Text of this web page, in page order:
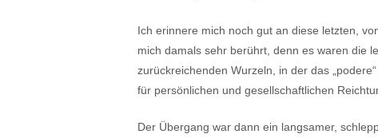
Ich erinnere mich noch gut an diese letzten,
mich damals sehr berührt, denn es waren die
zurückreichenden Wurzeln, in der das
für persönlichen und gesellschaftlichen
Der Übergang war dann ein langsamer,